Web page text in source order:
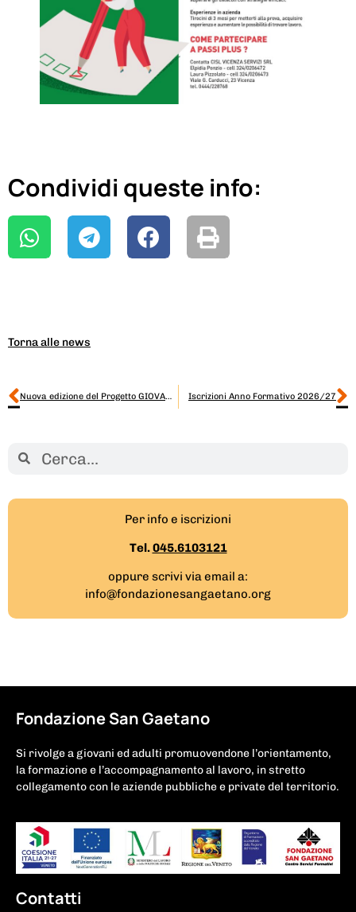
Condividi queste info:
Torna alle news
Nuova edizione del Progetto GIOVANI ENERGIE Iscrizioni Anno Formativo 2026/27
Per info e iscrizioni
Tel.045.6103121
oppure scrivi via email a:
info@fondazionesangaetano.org
Fondazione San Gaetano
Si rivolge a giovani ed adulti promuovendone l’orientamento,
la formazione e l’accompagnamento al lavoro, in stretto
collegamento con le aziende pubbliche e private del territorio.
Contatti